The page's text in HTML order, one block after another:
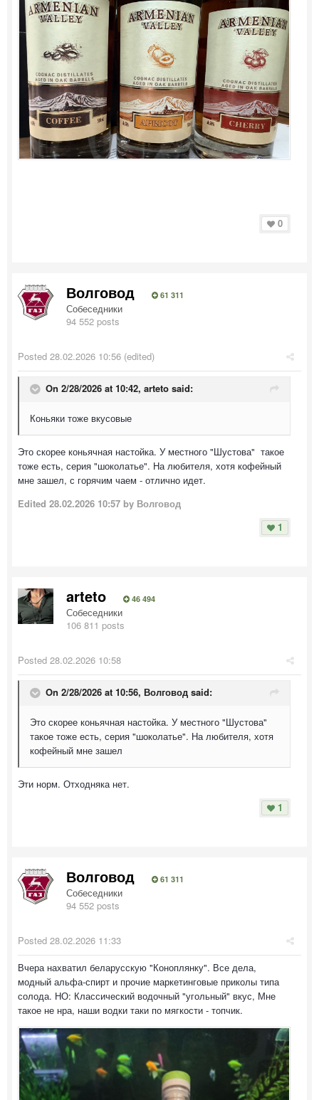
0
Волговод 61 311
Собеседники
94 552 posts
Posted 28.02.2026 10:56 (edited)
On 2/28/2026 at 10:42, arteto said:
Коньяки тоже вкусовые
Это скорее коньячная настойка. У местного "Шустова" такое
тоже есть, серия "шоколатье". На любителя, хотя кофейный
мне зашел, с горячим чаем - отлично идет.
Edited 28.02.2026 10:57 by Волговод
1
arteto 46 494
Собеседники
106 811 posts
Posted 28.02.2026 10:58
On 2/28/2026 at 10:56, Волговод said:
Это скорее коньячная настойка. У местного "Шустова"
такое тоже есть, серия "шоколатье". На любителя, хотя
кофейный мне зашел
Эти норм. Отходняка нет.
1
Волговод 61 311
Собеседники
94 552 posts
Posted 28.02.2026 11:33
Вчера нахватил беларусскую "Коноплянку". Все дела,
модный альфа-спирт и прочие маркетинговые приколы типа
солода. НО: Классический водочный "угольный" вкус, Мне
такое не нра, наши водки таки по мягкости - топчик.